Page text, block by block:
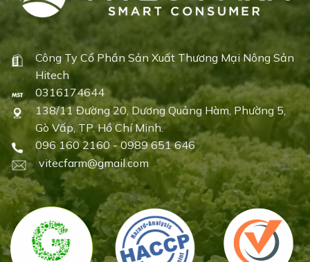
Công Ty Cổ Phần Sản Xuất Thương Mại Nông Sản
Hitech
0316174644
138/11 Đường 20, Dương Quảng Hàm, Phường 5,
Gò Vấp, TP. Hồ Chí Minh.
096 160 2160 - 0989 651 646
vitecfarm@gmail.com